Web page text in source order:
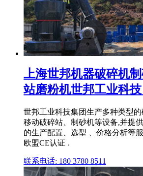
上海世邦机器破碎机
站磨粉机世邦工业科技
世邦工业科技集团生产多种类型
移动破碎站、制砂机等设备,并提
的生产配置、选型 、价格分析等
欧盟CE认证 .
联系电话: 180 3780 8511